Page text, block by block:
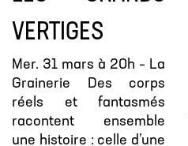
VERTIGES
Mer. 31 mars à 20h – La
Grainerie Des corps
réels et fantasmés
racontent ensemble
une histoire : celle d’une